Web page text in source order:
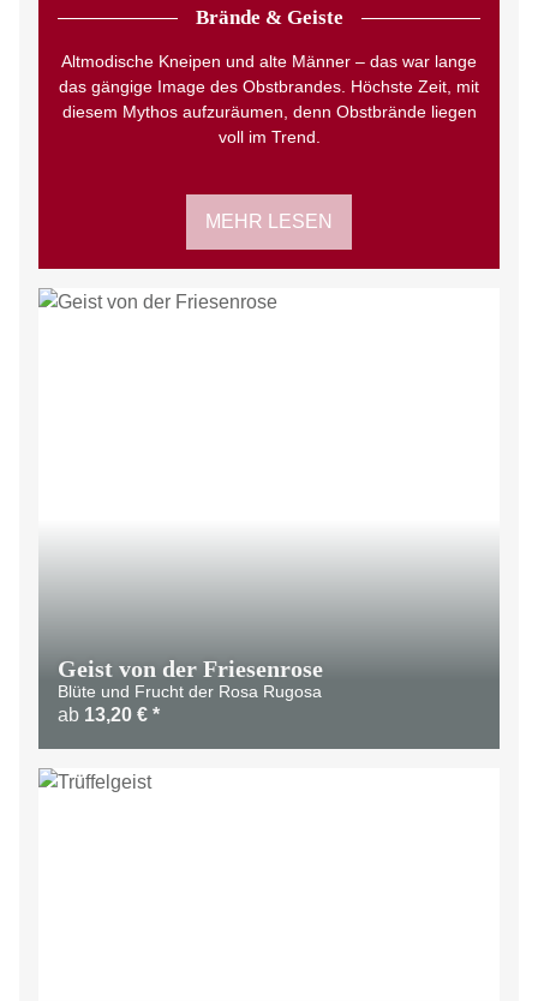
Brände & Geiste
Altmodische Kneipen und alte Männer – das war lange
das gängige Image des Obstbrandes. Höchste Zeit, mit
diesem Mythos aufzuräumen, denn Obstbrände liegen
voll im Trend.
MEHR LESEN
Geist von der Friesenrose
Blüte und Frucht der Rosa Rugosa
ab 13,20 € *